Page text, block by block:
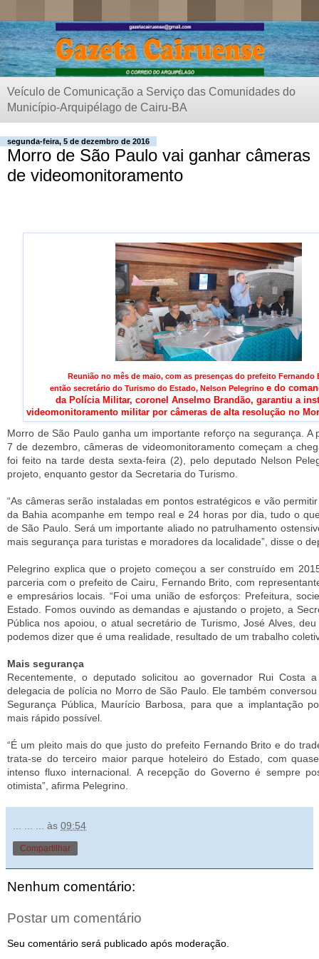
Veículo de Comunicação a Serviço das Comunidades do
Município-Arquipélago de Cairu-BA
segunda-feira, 5 de dezembro de 2016
Morro de São Paulo vai ganhar câmeras
de videomonitoramento
Reunião no mês de maio, com as presenças do prefeito Fernando
então secretário do Turismo do Estado, Nelson Pelegrinoe do
da Polícia Militar, coronel Anselmo Brandão,garantiua
videomonitoramentomilitar por câmerasde alta resolução no
Morro de São Paulo ganha um importante reforço na segurança. A
7 de dezembro, câmeras de videomonitoramento começam a
foi feito na tarde desta sexta-feira (2), pelo deputado Nelson
projeto, enquanto gestor da Secretaria do Turismo.
“As câmeras serão instaladas em pontos estratégicos e vão
da Bahia acompanhe em tempo real e 24 horas por dia, tudo o
de São Paulo. Será um importante aliado no patrulhamento
mais segurança para turistas e moradores da localidade”, disse o
Pelegrino explica que o projeto começou a ser construído em
parceria com o prefeito de Cairu, Fernando Brito, com
e empresários locais. “Foi uma união de esforços: Prefeitura,
Estado. Fomos ouvindo as demandas e ajustando o projeto, a
Pública nos apoiou, o atual secretário de Turismo, José Alves,
podemos dizer que é uma realidade, resultado de um trabalho
Mais segurança
Recentemente, o deputado solicitou ao governador Rui Costa
delegacia de polícia no Morro de São Paulo. Ele também
Segurança Pública, Maurício Barbosa, para que a implantação
mais rápido possível.
“É um pleito mais do que justo do prefeito Fernando Brito e do
trata-se do terceiro maior parque hoteleiro do Estado, com
intenso fluxo internacional. A recepção do Governo é sempre
otimista”, afirma Pelegrino.
às 09:54
Compartilhar
Nenhum comentário:
Postar um comentário
Seu comentário será publicado após moderação.